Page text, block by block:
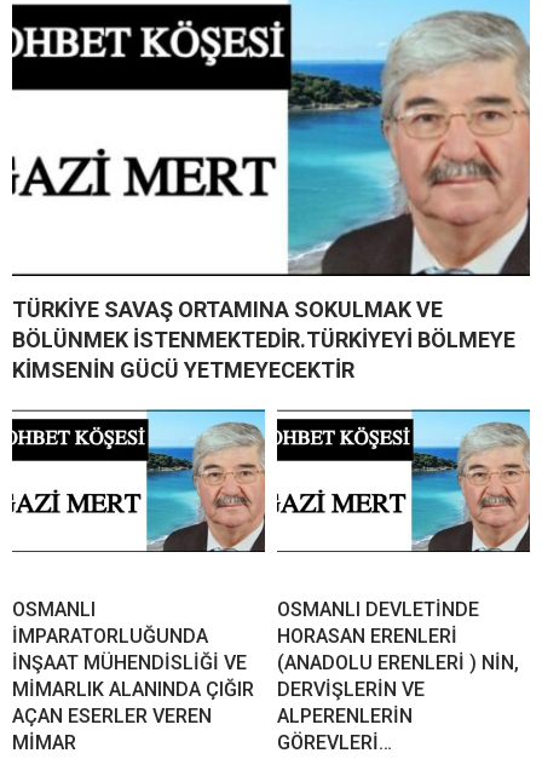
TÜRKİYE SAVAŞ ORTAMINA SOKULMAK VE
BÖLÜNMEK İSTENMEKTEDİR.TÜRKİYEYİ BÖLMEYE
KİMSENİN GÜCÜ YETMEYECEKTİR
OSMANLI
İMPARATORLUĞUNDA
İNŞAAT MÜHENDİSLİĞİ VE
MİMARLIK ALANINDA ÇIĞIR
AÇAN ESERLER VEREN
MİMAR
OSMANLI DEVLETİNDE
HORASAN ERENLERİ
(ANADOLU ERENLERİ ) NİN,
DERVİŞLERİN VE
ALPERENLERİN
GÖREVLERİ…